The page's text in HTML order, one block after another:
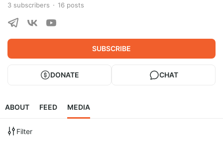
3 subscribers 16 posts
SUBSCRIBE
DONATE CHAT
ABOUT FEED MEDIA
Filter